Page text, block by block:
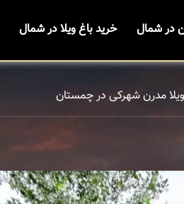
در شمال خرید باغ ویلا در شمال
مدرن شهرکی در چمستان